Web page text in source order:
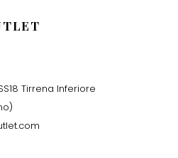
Tirrena Inferiore